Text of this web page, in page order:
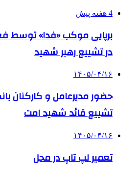
4 هفته پیش
برپایی موکب «فدا» توسط
در تشییع رهبر شهید
۱۴۰۵/۰۴/۱۶
حضور مدیرعامل و کارکنان
تشییع قائد شهید امت
۱۴۰۵/۰۴/۱۶
تعمیر لپ تاپ در محل